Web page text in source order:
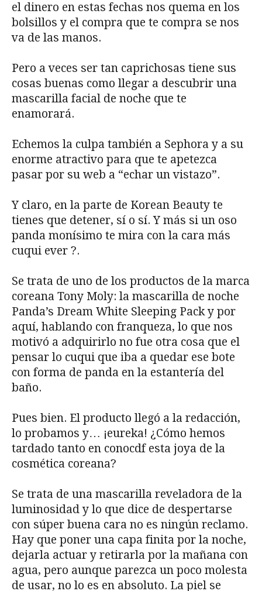
el dinero en estas fechas nos quema en los
bolsillos y el compra que te compra se nos
va de las manos.
Pero a veces ser tan caprichosas tiene sus
cosas buenas como llegar a descubrir una
mascarilla facial de noche que te
enamorará.
Echemos la culpa también a Sephora y a su
enorme atractivo para que te apetezca
pasar por su web a “echar un vistazo”.
Y claro, en la parte de Korean Beauty te
tienes que detener, sí o sí. Y más si un oso
panda monísimo te mira con la cara más
cuqui ever ?.
Se trata de uno de los productos de la marca
coreana Tony Moly: la mascarilla de noche
Panda’s Dream White Sleeping Pack y por
aquí, hablando con franqueza, lo que nos
motivó a adquirirlo no fue otra cosa que el
pensar lo cuqui que iba a quedar ese bote
con forma de panda en la estantería del
baño.
Pues bien. El producto llegó a la redacción,
lo probamos y… ¡eureka! ¿Cómo hemos
tardado tanto en conocdf esta joya de la
cosmética coreana?
Se trata de una mascarilla reveladora de la
luminosidad y lo que dice de despertarse
con súper buena cara no es ningún reclamo.
Hay que poner una capa finita por la noche,
dejarla actuar y retirarla por la mañana con
agua, pero aunque parezca un poco molesta
de usar, no lo es en absoluto. La piel se